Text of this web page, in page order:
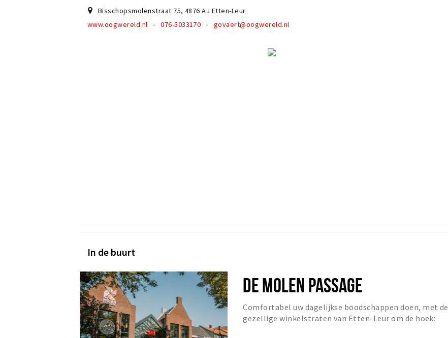
Bisschopsmolenstraat 75, 4876 AJ Etten-Leur
www.oogwereld.nl
076-5033170 govaert@oogwereld.nl
In de buurt
DE MOLEN PASSAGE
Comfortabel uw dagelijkse boodschappen doen, met de
gezellige winkelstraten van Etten-Leur om de hoek: